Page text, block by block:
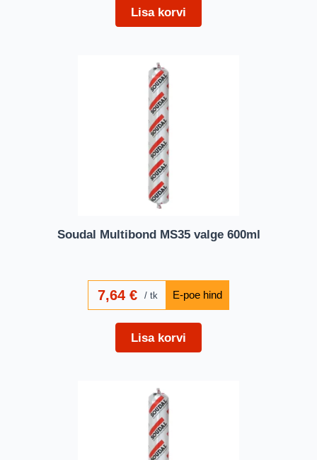
Lisa korvi
Soudal Multibond MS35 valge 600ml
7,64€ tk
Lisa korvi